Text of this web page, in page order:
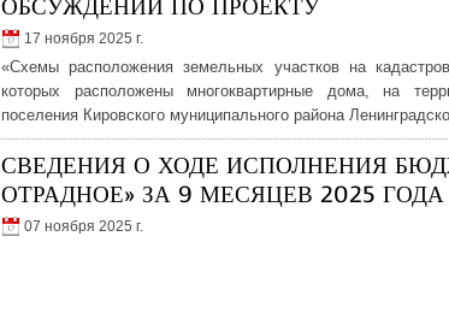
ОБСУЖДЕНИЙ ПО ПРОЕКТУ
17 ноября 2025 г.
«Схемы расположения земельных участков на
которых расположены многоквартирные дома, на
поселения Кировского муниципального района
СВЕДЕНИЯ О ХОДЕ ИСПОЛНЕНИЯ
ОТРАДНОЕ» ЗА 9 МЕСЯЦЕВ 2025 ГОДА
07 ноября 2025 г.